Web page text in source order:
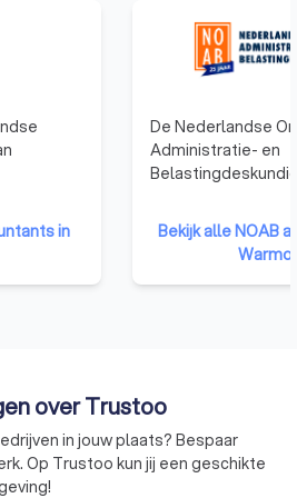
van
Een
die zijn
zijn
in
De Nederlandse
Administratie- en
bedrijven en
ondersteunt
gespecialiseerd is
administratieve en
dienstverlening
ondernemers. Ze
Bekijk alle NOAB
over Trustoo
in jouw plaats? Bespaar
Op Trustoo kun jij een geschikte